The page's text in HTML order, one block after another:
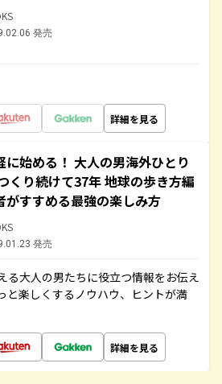
発売
詳細を見る
に始める！ 大人の男海外ひとり
くり続けて37年 地球の歩き方編
がすすめる最強の楽しみ方
発売
る大人の男たちに役立つ情報をお伝え
と楽しくするノウハウ、ヒントが満
詳細を見る